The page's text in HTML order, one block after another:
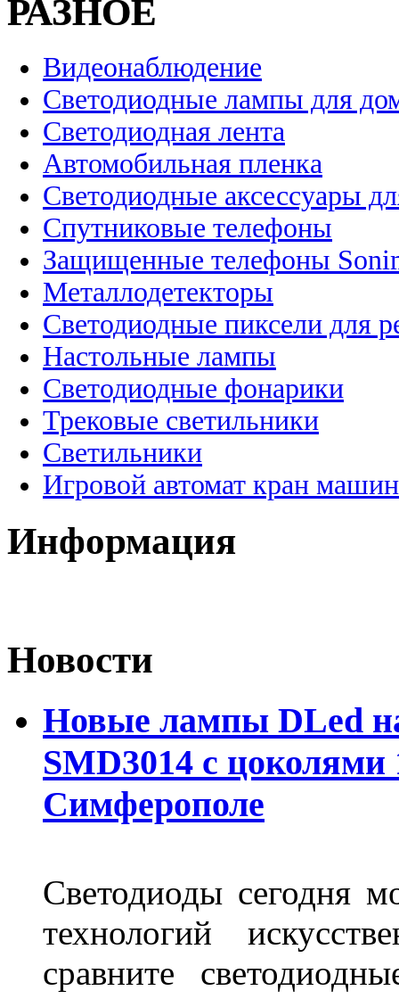
РАЗНОЕ
Видеонаблюдение
Светодиодные лампы для
Светодиодная лента
Автомобильная пленка
Светодиодные аксессуары
Спутниковые телефоны
Защищенные телефоны
Металлодетекторы
Светодиодные пиксели для
Настольные лампы
Светодиодные фонарики
Трековые светильники
Светильники
Игровой автомат кран
Информация
Новости
Новые лампы DLed
SMD3014 с цоколями
Симферополе
Светодиоды сегодня
технологий
сравните